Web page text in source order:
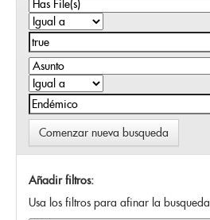
Comenzar nueva busqueda
Añadir filtros:
Usa los filtros para afinar la busqueda.